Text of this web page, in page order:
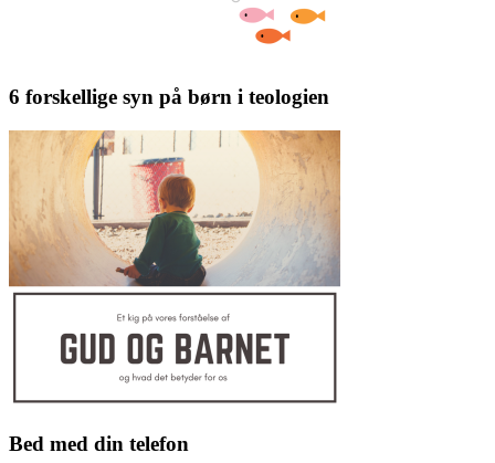
6 forskellige syn på børn i teologien
Bed med din telefon